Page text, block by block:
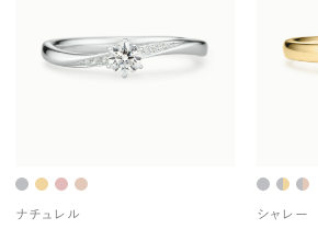
ナチュレル
シャレー